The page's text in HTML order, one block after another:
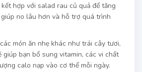
hợp với salad rau củ quả để tăng
no lâu hơn và hỗ trợ quá trình
món ăn nhẹ khác như trái cây tươi,
bạn bổ sung vitamin, các vi chất
calo nạp vào cơ thể mỗi ngày.